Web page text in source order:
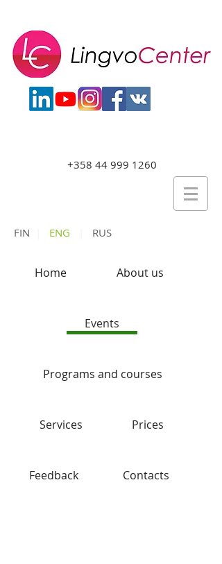
+358 44 999 1260
FIN ENG RUS
Home About us
Events
Programs and courses
Services
Feedback
Prices
Contacts